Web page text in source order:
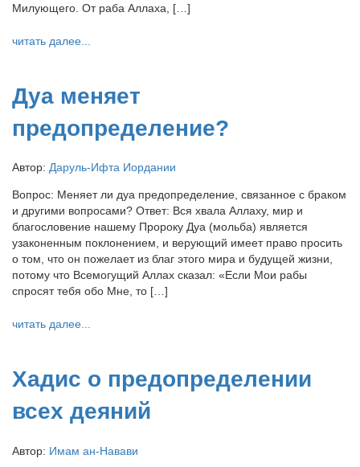
Милующего. От раба Аллаха, […]
читать далее...
Дуа меняет
предопределение?
Автор: Даруль-Ифта Иордании
Вопрос: Меняет ли дуа предопределение, связанное с браком
и другими вопросами? Ответ: Вся хвала Аллаху, мир и
благословение нашему Пророку Дуа (мольба) является
узаконенным поклонением, и верующий имеет право просить
о том, что он пожелает из благ этого мира и будущей жизни,
потому что Всемогущий Аллах сказал: «Если Мои рабы
спросят тебя обо Мне, то […]
читать далее...
Хадис о предопределении
всех деяний
Автор: Имам ан-Навави